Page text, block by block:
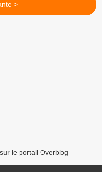
>
le portail Overblog